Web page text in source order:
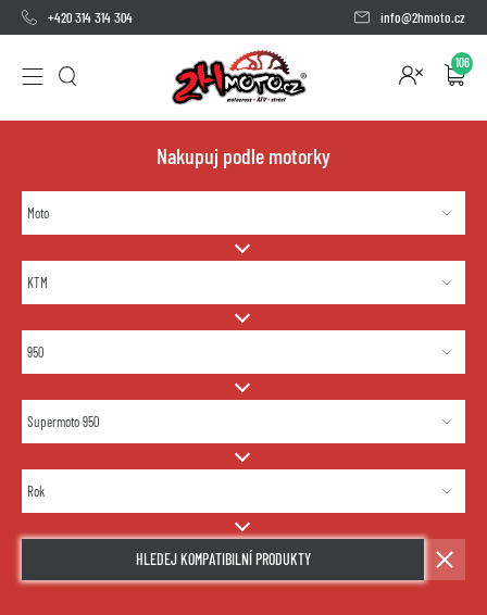
+420 314 314 304 info@2hmoto.cz
106
Nakupuj podle motorky
HLEDEJ KOMPATIBILNÍ PRODUKTY